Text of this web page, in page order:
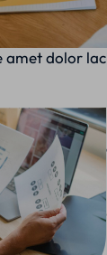
amet dolor